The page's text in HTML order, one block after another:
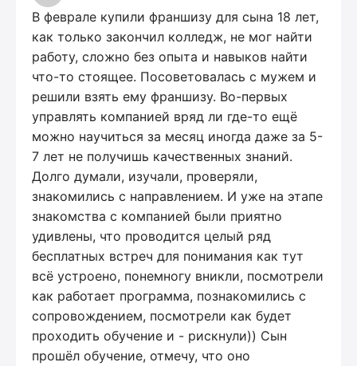
В феврале купили франшизу для сына 18 лет,
как только закончил колледж, не мог найти
работу, сложно без опыта и навыков найти
что-то стоящее. Посоветовалась с мужем и
решили взять ему франшизу. Во-первых
управлять компанией вряд ли где-то ещё
можно научиться за месяц иногда даже за 5-
7 лет не получишь качественных знаний.
Долго думали, изучали, проверяли,
знакомились с направлением. И уже на этапе
знакомства с компанией были приятно
удивлены, что проводится целый ряд
бесплатных встреч для понимания как тут
всё устроено, понемногу вникли, посмотрели
как работает программа, познакомились с
сопровождением, посмотрели как будет
проходить обучение и - рискнули)) Сын
прошёл обучение, отмечу, что оно